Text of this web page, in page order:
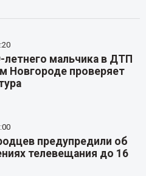
летнего мальчика в ДТП
Новгороде проверяет
предупредили об
телевещания до 16